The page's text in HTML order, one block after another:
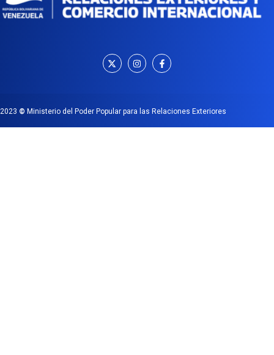
2023 © Ministerio del Poder Popular para las Relaciones Exteriores